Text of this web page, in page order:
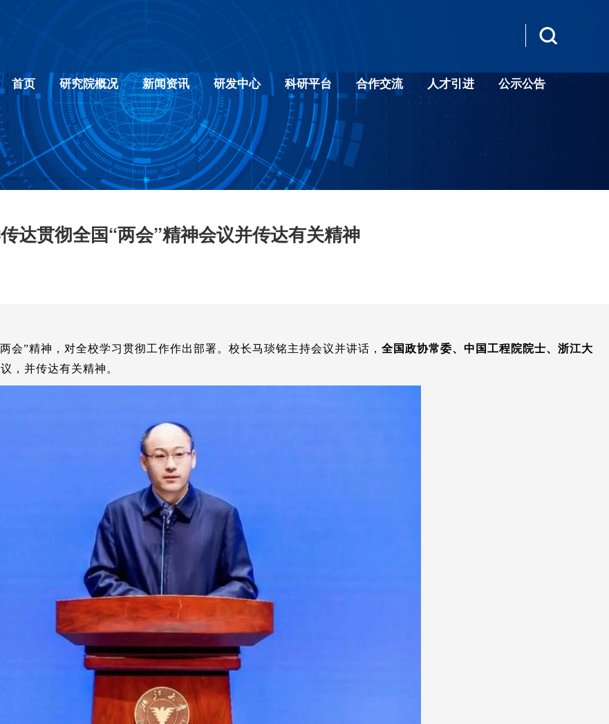
首页 研究院概况 新闻资讯 研发中心 科研平台 合作交流 人才引进 公示公告
达贯彻全国“两会”精神会议并传达有关精神
会”精神，对全校学习贯彻工作作出部署。校长马琰铭主持会议并讲话， 全国政协常委、中国工程院院士、浙江大
，并传达有关精神。